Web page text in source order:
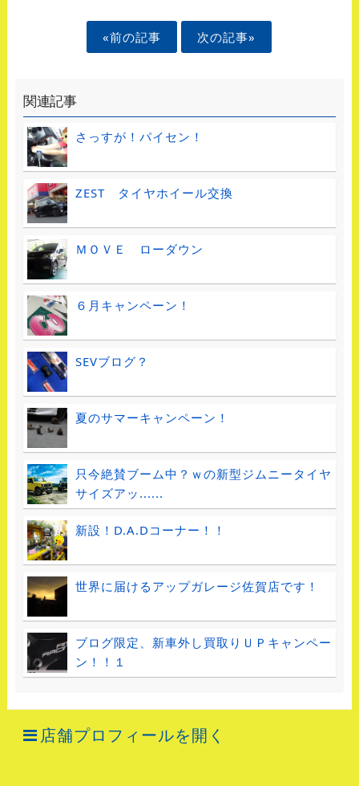
«前の記事 次の記事»
関連記事
さっすが！パイセン！
ZEST タイヤホイール交換
ＭＯＶＥ ローダウン
６月キャンペーン！
SEVブログ？
夏のサマーキャンペーン！
只今絶賛ブーム中？ｗの新型ジムニータイヤ
サイズアッ......
新設！D.A.Dコーナー！！
世界に届けるアップガレージ佐賀店です！
ブログ限定、新車外し買取りＵＰキャンペー
ン！！１
店舗プロフィールを開く